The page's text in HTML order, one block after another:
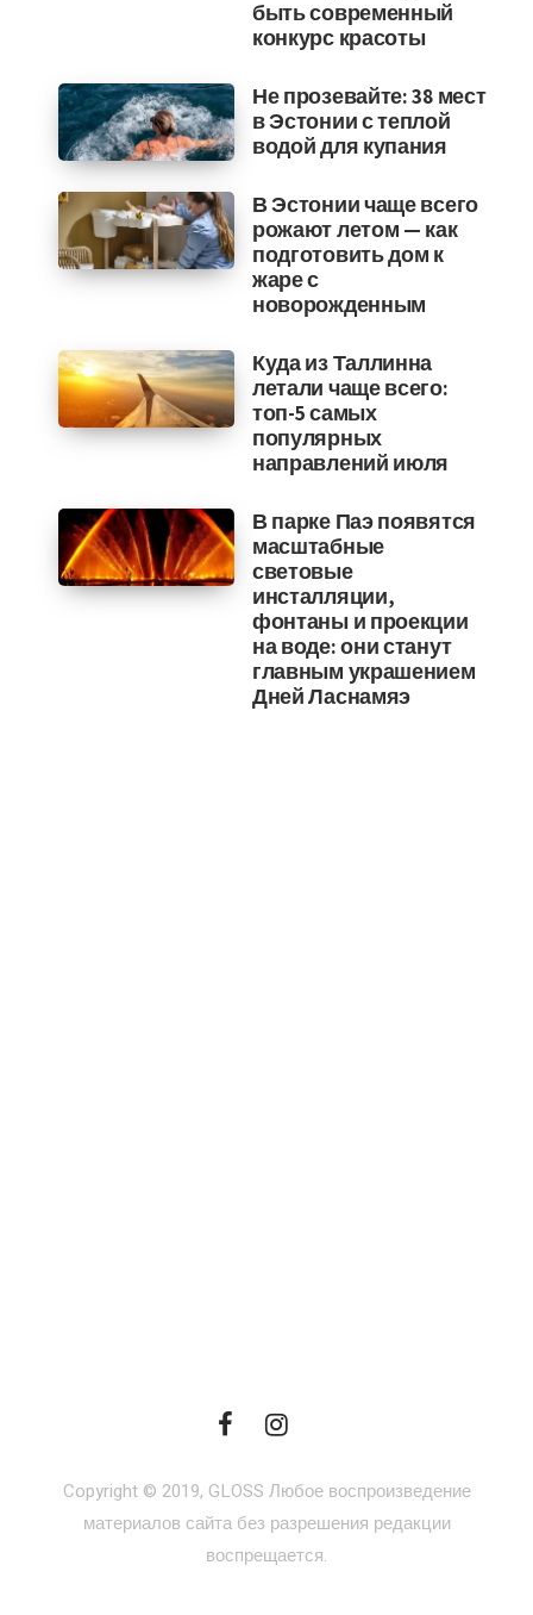
быть современный
конкурс красоты
Не прозевайте: 38 мест
в Эстонии с теплой
водой для купания
В Эстонии чаще всего
рожают летом — как
подготовить дом к
жаре с
новорожденным
Куда из Таллинна
летали чаще всего:
топ-5 самых
популярных
направлений июля
В парке Паэ появятся
масштабные
световые
инсталляции,
фонтаны и проекции
на воде: они станут
главным украшением
Дней Ласнамяэ
Copyright © 2019, GLOSS Любое воспроизведение
материалов сайта без разрешения редакции
воспрещается.